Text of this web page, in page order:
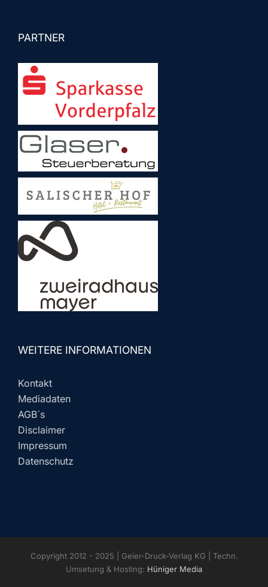
PARTNER
WEITERE INFORMATIONEN
Kontakt
Mediadaten
AGB´s
Disclaimer
Impressum
Datenschutz
Copyright 2012 - 2025 | Geier-Druck-Verlag KG | Techn.
Umsetung & Hosting: Hüniger Media